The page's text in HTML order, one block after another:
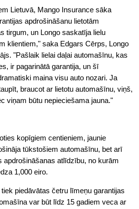
Lietuvā, Mango Insurance sāka
apdrošināšanu lietotām
tirgum, un Longo saskatīja lielu
klientiem," saka Edgars Cērps, Longo
"Pašlaik lielai daļai automašīnu, kas
ir pagarinātā garantija, un šī
maina visu auto nozari. Ja
braucot ar lietotu automašīnu, viņš,
viņam būtu nepieciešama jauna."
kopīgiem centieniem, jaunie
tūkstošiem automašīnu, bet arī
apdrošināšanas atlīdzību, no kurām
1,000 eiro.
piedāvātas četru līmeņu garantijas
var būt līdz 15 gadiem veca ar